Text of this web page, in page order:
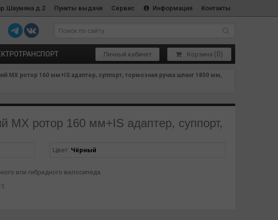
д.2 Пункты выдачи Сервис Информация Контакты
Личный кабинет Корзина (0)
MX ротор 160 мм+IS адаптер, суппорт, тормозная ручка шланг 1850 мм,
MX ротор 160 мм+IS адаптер, суппорт,
Цвет: Чёрный
или гибридного велосипеда.